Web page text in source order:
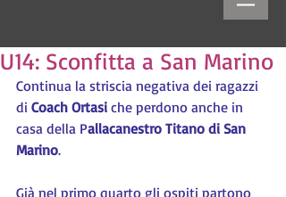
U14: Sconfitta a San Marino
Continua la striscia negativa dei ragazzi
di Coach Ortasi che perdono anche in
casa della Pallacanestro Titano di San
Marino.
Già nel primo quarto gli ospiti partono